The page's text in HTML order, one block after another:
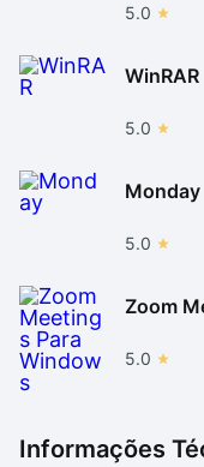
5.0
WinRAR
5.0
Monday
5.0
Zoom
5.0
Informações